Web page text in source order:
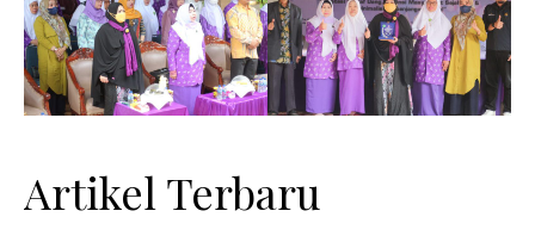
Artikel Terbaru